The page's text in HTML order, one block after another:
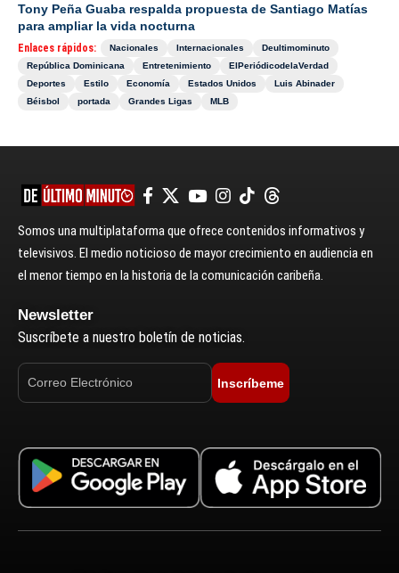
Tony Peña Guaba respalda propuesta de Santiago Matías
para ampliar la vida nocturna
Enlaces rápidos: Nacionales Internacionales
Deultimominuto
República Dominicana
Entretenimiento
ElPeriódicodelaVerdad
Deportes
Estilo Economía Estados Unidos
Luis Abinader
Béisbol
portada Grandes Ligas MLB
Somos una multiplataforma que ofrece contenidos informativos y
televisivos. El medio noticioso de mayor crecimiento en audiencia en
el menor tiempo en la historia de la comunicación caribeña.
Newsletter
Suscríbete a nuestro boletín de noticias.
Inscríbeme